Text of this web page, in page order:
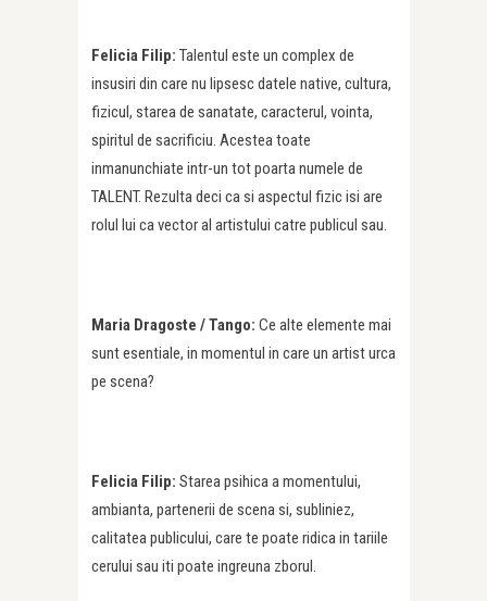
Felicia Filip: Talentul este un complex de
insusiri din care nu lipsesc datele native, cultura,
fizicul, starea de sanatate, caracterul, vointa,
spiritul de sacrificiu. Acestea toate
inmanunchiate intr-un tot poarta numele de
TALENT. Rezulta deci ca si aspectul fizic isi are
rolul lui ca vector al artistului catre publicul sau.
Maria Dragoste / Tango: Ce alte elemente mai
sunt esentiale, in momentul in care un artist urca
pe scena?
Felicia Filip: Starea psihica a momentului,
ambianta, partenerii de scena si, subliniez,
calitatea publicului, care te poate ridica in tariile
cerului sau iti poate ingreuna zborul.